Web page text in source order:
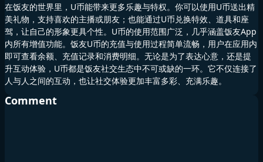
在饭友的世界里，U币能带来更多乐趣与特权。你可以使用U币送出精
美礼物，支持喜欢的主播或朋友；也能通过U币兑换特效、道具和座
驾，让自己的形象更具个性。U币的使用范围广泛，几乎涵盖饭友App
内所有增值功能。饭友U币的充值与使用过程简单流畅，用户在应用内
即可查看余额、充值记录和消费明细。无论是为了表达心意，还是提
升互动体验，U币都是饭友社交生态中不可或缺的一环。它不仅连接了
人与人之间的互动，也让社交体验更加丰富多彩、充满乐趣。
Comment